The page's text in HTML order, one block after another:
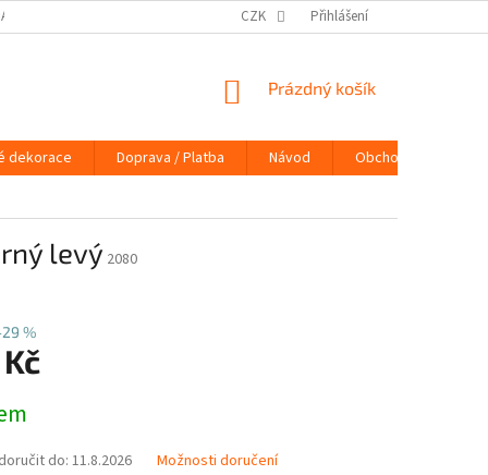
NÁVOD KONTAKTY
CZK Přihlášení
NÁKUPNÍ
Prázdný košík
dekorace Doprava / Platba Návod
Obchodní podmínky
levý 2080
%
do: 11.8.2026 Možnosti doručení